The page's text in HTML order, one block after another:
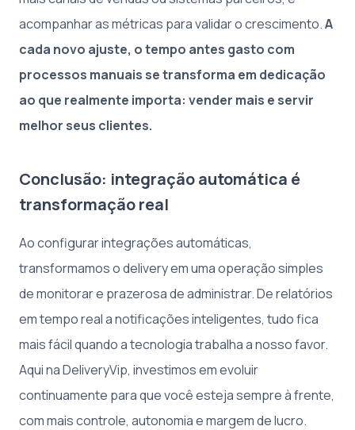
acompanhar as métricas para validar o crescimento.A
cada novo ajuste, o tempo antes gasto com
processos manuais se transforma em dedicação
ao que realmente importa: vender mais e servir
melhor seus clientes.
Conclusão: integração automática é
transformação real
Ao configurar integrações automáticas,
transformamos o delivery em uma operação simples
de monitorar e prazerosa de administrar. De relatórios
em tempo real a notificações inteligentes, tudo fica
mais fácil quando a tecnologia trabalha a nosso favor.
Aqui na DeliveryVip, investimos em evoluir
continuamente para que você esteja sempre à frente,
com mais controle, autonomia e margem de lucro.